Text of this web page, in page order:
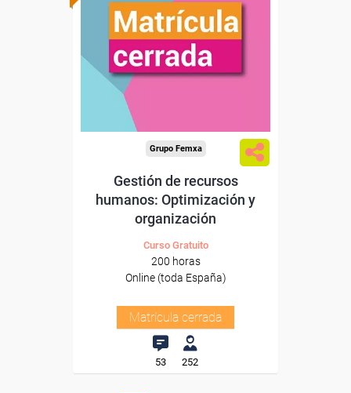
Grupo Femxa
Gestión de recursos
humanos: Optimización y
organización
Curso Gratuito
200 horas
Online (toda España)
Matrícula cerrada
53 252